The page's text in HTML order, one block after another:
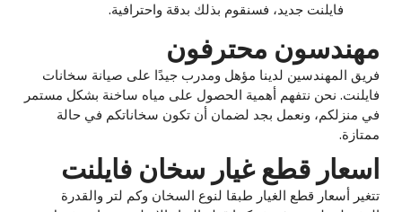
فايلنت جديد، فسنقوم بذلك بدقة واحترافية.
مهندسون محترفون
فريق المهندسين لدينا مؤهل ومدرب جيدًا على صيانة سخانات
فايلنت. نحن نتفهم أهمية الحصول على مياه ساخنة بشكل مستمر
في منزلكم، ونعمل بجد لضمان أن تكون سخاناتكم في حالة
ممتازة.
اسعار قطع غيار سخان فايلنت
تتغير أسعار قطع الغيار طبقا لنوع السخان وكم لتر والقدرة